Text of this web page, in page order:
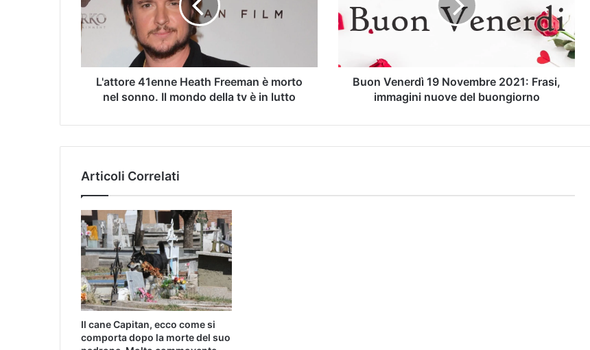
L'attore 41enne Heath Freeman è morto
nel sonno. Il mondo della tv è in lutto
Buon Venerdì 19 Novembre 2021: Frasi,
immagini nuove del buongiorno
Articoli Correlati
Il cane Capitan, ecco come si
comporta dopo la morte del suo